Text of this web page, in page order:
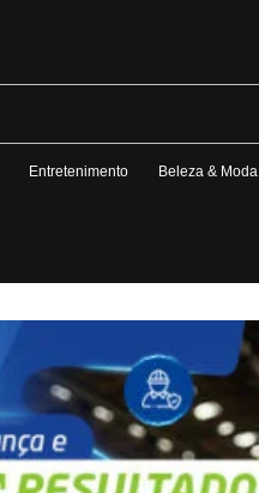
Entretenimento Beleza & Moda